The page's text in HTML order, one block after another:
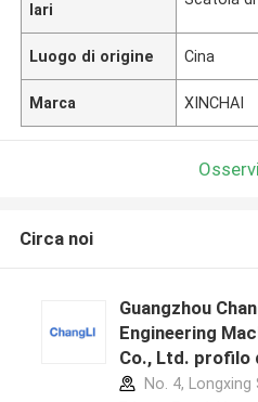
lari
Luogo di origine Cina
Marca XINCHAI
Circa noi
Guangzhou
Engineering
Co., Ltd. profilo
produttore
No. 4,